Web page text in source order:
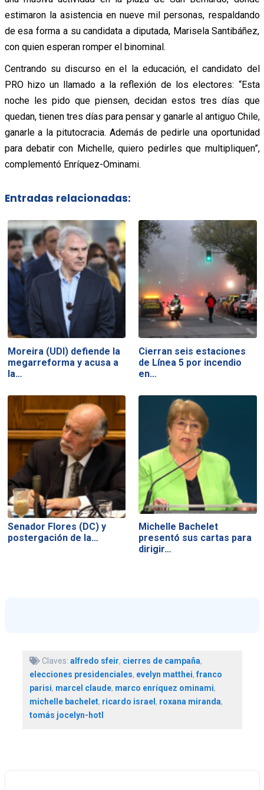
estimaron la asistencia en nueve mil personas, respaldando
de esa forma a su candidata a diputada, Marisela Santibáñez,
con quien esperan romper el binominal.
Centrando su discurso en el la educación, el candidato del
PRO hizo un llamado a la reflexión de los electores: “Esta
noche les pido que piensen, decidan estos tres días que
quedan, tienen tres días para pensar y ganarle al antiguo Chile,
ganarle a la pitutocracia. Además de pedirle una oportunidad
para debatir con Michelle, quiero pedirles que multipliquen”,
complementó Enríquez-Ominami.
Entradas relacionadas:
Moreira (UDI) defiende la
megarreforma y acusa a
la…
Cierran seis estaciones
de Línea 5 por incendio
en…
Senador Flores (DC) y
postergación de la…
Michelle Bachelet
presentó sus cartas para
dirigir…
Claves: alfredo sfeir, cierres de campaña,
elecciones presidenciales, evelyn matthei,franco
parisi, marcel claude, marco enríquez ominami,
michelle bachelet, ricardo israel, roxana miranda,
tomás jocelyn-hotl